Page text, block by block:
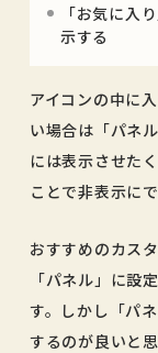
「お気に
示する
アイコンの中に
い場合は「パネ
には表示させた
ことで非表示にで
おすすめのカス
「パネル」に設
す。しかし「パ
するのが良いと思